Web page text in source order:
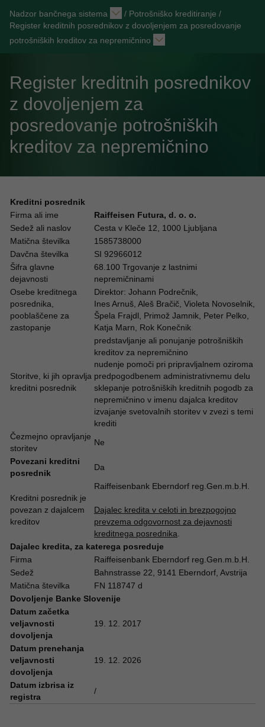
Nadzor bančnega sistema / Potrošniško kreditiranje /
Register kreditnih posrednikov z dovoljenjem za posredovanje
potrošniških kreditov za nepremičnino
Register kreditnih posrednikov
z dovoljenjem za
posredovanje potrošniških
kreditov za nepremičnino
Kreditni posrednik
Firma ali ime
Raiffeisen Futura, d. o. o.
Sedež ali naslov
Cesta v Kleče 12, 1000 Ljubljana
Matična številka
1585738000
Davčna številka
SI 92966012
Šifra glavne
dejavnosti
68.100 Trgovanje z lastnimi
nepremičninami
Osebe kreditnega
posrednika,
pooblaščene za
zastopanje
Direktor: Johann Podrečnik,
Ines Arnuš, Aleš Bračič, Violeta Novoselnik,
Špela Frajdl, Primož Jamnik, Peter Pelko,
Katja Marn, Rok Konečnik
Storitve, ki jih opravlja
kreditni posrednik
predstavljanje ali ponujanje potrošniških
kreditov za nepremičnino
nudenje pomoči pri pripravljalnem oziroma
predpogodbenem administrativnemu delu
sklepanje potrošniških kreditnih pogodb za
nepremičnino v imenu dajalca kreditov
izvajanje svetovalnih storitev v zvezi s temi
krediti
Čezmejno opravljanje
storitev
Ne
Povezani kreditni
posrednik
Da
Kreditni posrednik je
povezan z dajalcem
kreditov
Raiffeisenbank Eberndorf reg.Gen.m.b.H.
Dajalec kredita v celoti in brezpogojno
prevzema odgovornost za dejavnosti
kreditnega posrednika
Dajalec kredita, za katerega posreduje
Firma
Raiffeisenbank Eberndorf reg.Gen.m.b.H.
Sedež
Bahnstrasse 22, 9141 Eberndorf, Avstrija
Matična številka
FN 118747 d
Dovoljenje Banke Slovenije
Datum začetka
veljavnosti
dovoljenja
19. 12. 2017
Datum prenehanja
veljavnosti
dovoljenja
19. 12. 2026
Datum izbrisa iz
registra
/